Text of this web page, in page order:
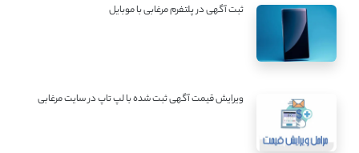
ثبت آگهی در پلتفرم مرغابی با موبایل
ویرایش قیمت آگهی ثبت شده با لپ تاپ در سایت مرغابی